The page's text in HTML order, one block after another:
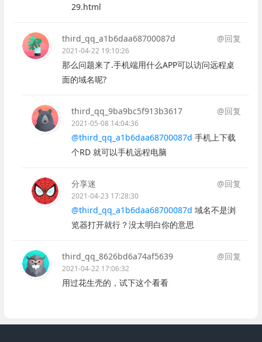
29.html
third_qq_a1b6daa68700087d @回复
2021-04-22 19:10:26
那么问题来了.手机端用什么APP可以访问远程桌
面的域名呢?
third_qq_9ba9bc5f913b3617 @回复
2021-05-08 14:04:36
@third_qq_a1b6daa68700087d 手机上下载
个RD 就可以手机远程电脑
分享迷 @回复
2021-04-23 17:28:30
@third_qq_a1b6daa68700087d 域名不是浏
览器打开就行？没太明白你的意思
third_qq_8626bd6a74af5639 @回复
2021-04-22 17:06:32
用过花生壳的，试下这个看看